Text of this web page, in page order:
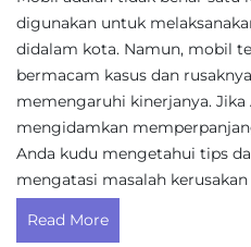
digunakan untuk
didalam kota. Namun, mobil
bermacam kasus dan
memengaruhi kinerjanya.
mengidamkan
Anda kudu mengetahui tips
mengatasi masalah
Read More